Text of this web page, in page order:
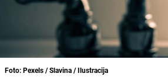
Foto: Pexels / Slavina / Ilustracija